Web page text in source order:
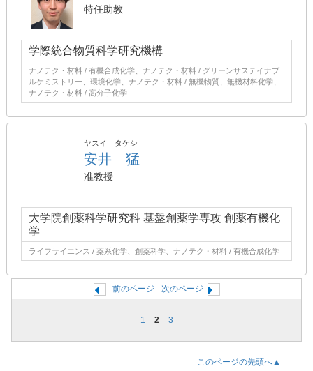
特任助教
学際統合物質科学研究機構
ナノテク・材料 / 有機合成化学、ナノテク・材料 / グリーンサステイナブ
ルケミストリー、環境化学、ナノテク・材料 / 無機物質、無機材料化学、
ナノテク・材料 / 高分子化学
ヤスイ タケシ
安井 猛
准教授
大学院創薬科学研究科 基盤創薬学専攻 創薬有機化
学
ライフサイエンス / 薬系化学、創薬科学、ナノテク・材料 / 有機合成化学
前のページ - 次のページ
1 2 3
このページの先頭へ▲